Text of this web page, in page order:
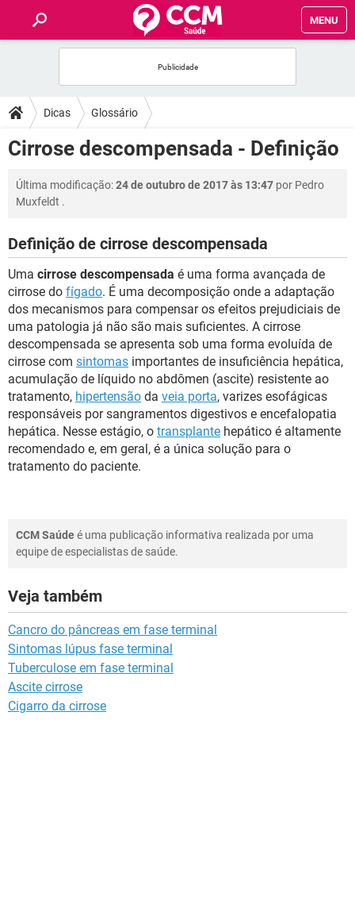
MENU
FÓRUM
SAÚDE
FAMÍLIA
SEXUALIDADE
GLOSSÁRIO
Dicas Glossário
Cirrose descompensada - Definição
Última modificação:24 de outubro de 2017 às 13:47 por Pedro
Muxfeldt .
Definição de cirrose descompensada
Uma cirrose descompensada é uma forma avançada de
cirrose do fígado. É uma decomposição onde a adaptação
dos mecanismos para compensar os efeitos prejudiciais de
uma patologia já não são mais suficientes. A cirrose
descompensada se apresenta sob uma forma evoluída de
cirrose com sintomas importantes de insuficiência hepática,
acumulação de líquido no abdômen (ascite) resistente ao
tratamento, hipertensão da veia porta, varizes esofágicas
responsáveis por sangramentos digestivos e encefalopatia
hepática. Nesse estágio, o transplante hepático é altamente
recomendado e, em geral, é a única solução para o
tratamento do paciente.
CCM Saúdeé uma publicação informativa realizada por uma
equipe de especialistas de saúde.
Veja também
Cancro do pâncreas em fase terminal
Sintomas lúpus fase terminal
Tuberculose em fase terminal
Ascite cirrose
Cigarro da cirrose